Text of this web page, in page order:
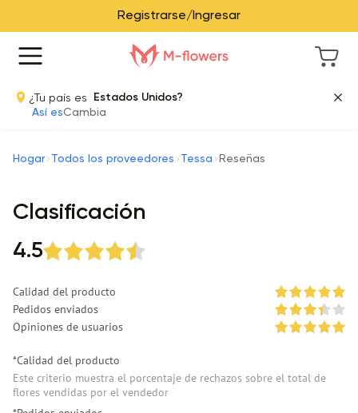
Registrarse/Ingresar
¿Tu país es
Estados Unidos?
Así esCambia
Hogar Todos los proveedores Tessa Reseñas
Clasificación
4.5
Calidad del producto
Pedidos enviados
Opiniones de usuarios
*Calidad del producto
Este criterio muestra el porcentaje de rechazos sobre el total de
flores vendidas por el vendedor